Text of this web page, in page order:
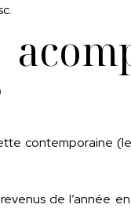
contemporaine
de l’année